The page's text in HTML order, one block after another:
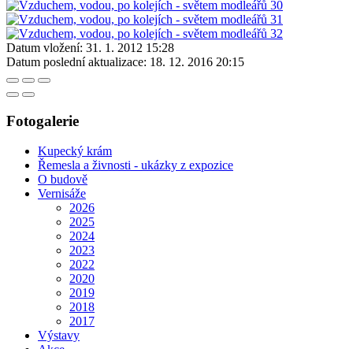
Datum vložení: 31. 1. 2012 15:28
Datum poslední aktualizace: 18. 12. 2016 20:15
Fotogalerie
Kupecký krám
Řemesla a živnosti - ukázky z expozice
O budově
Vernisáže
2026
2025
2024
2023
2022
2020
2019
2018
2017
Výstavy